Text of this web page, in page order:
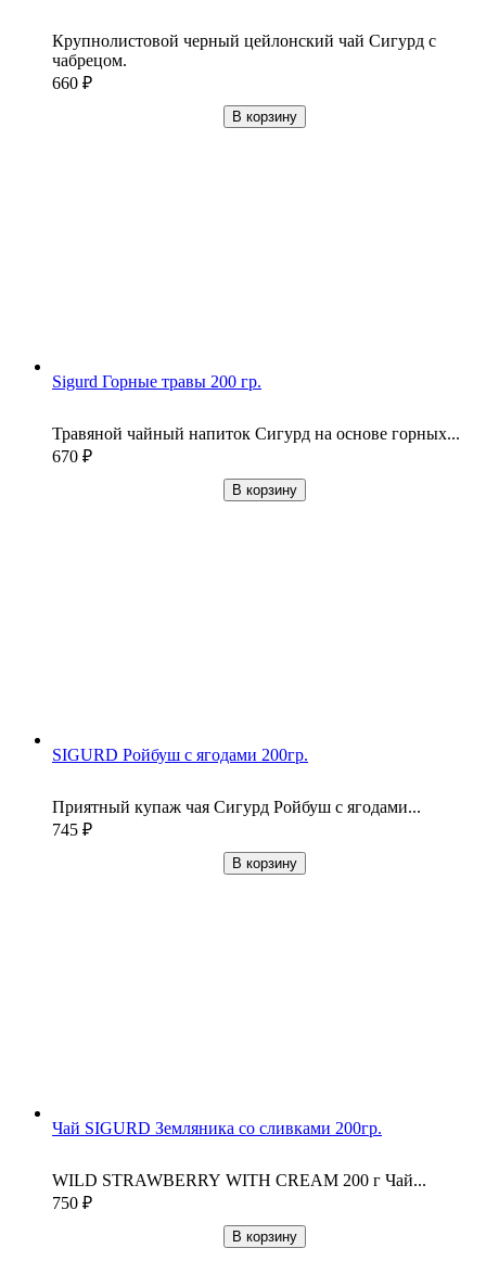
Крупнолистовой черный цейлонский чай Сигурд с
чабрецом.
660 ₽
В корзину
Sigurd Горные травы 200 гр.
Травяной чайный напиток Сигурд на основе горных...
670 ₽
В корзину
SIGURD Ройбуш с ягодами 200гр.
Приятный купаж чая Сигурд Ройбуш с ягодами...
745 ₽
В корзину
Чай SIGURD Земляника со сливками 200гр.
WILD STRAWBERRY WITH CREAM 200 г Чай...
750 ₽
В корзину